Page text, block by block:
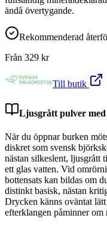
ändå övertygande.
Rekommenderad
Från 329 kr
Till butik
Ljusgrått pulver
När du öppnar burken
diskret som svensk
nästan silkeslent, ljusgrått
ett glas vatten. Vid
bottensats kan bildas om
distinkt basisk, nästan
Drycken känns oväntat
efterklangen påminner om